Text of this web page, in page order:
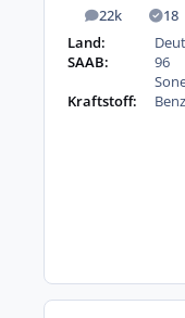
22k
Beiträge 18
Land:
SAAB:
96
Kraftstoff: